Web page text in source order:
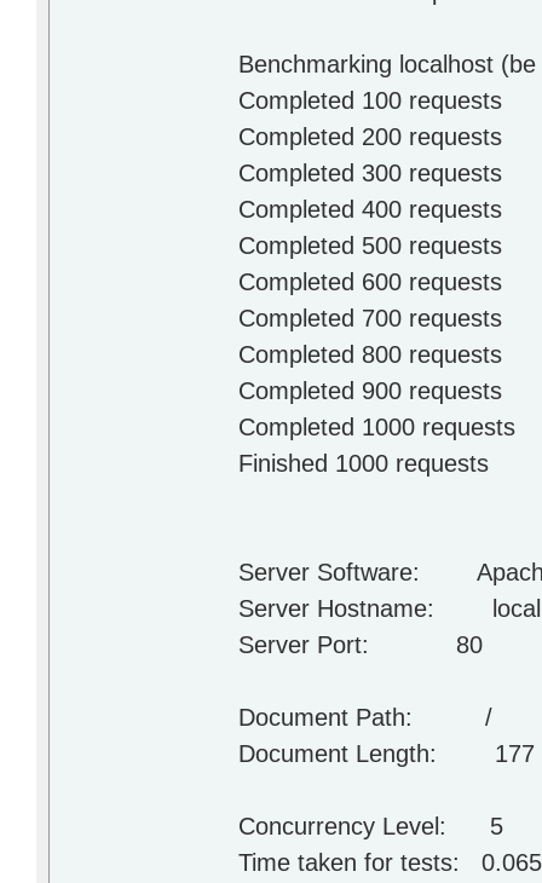
Benchmarking localhost
Completed 100 requests
Completed 200 requests
Completed 300 requests
Completed 400 requests
Completed 500 requests
Completed 600 requests
Completed 700 requests
Completed 800 requests
Completed 900 requests
Completed 1000 requests
Finished 1000 requests
Server Software:
Server Hostname:
Server Port: 80
Document Path: /
Document Length: 177
Concurrency Level: 5
Time taken for tests: